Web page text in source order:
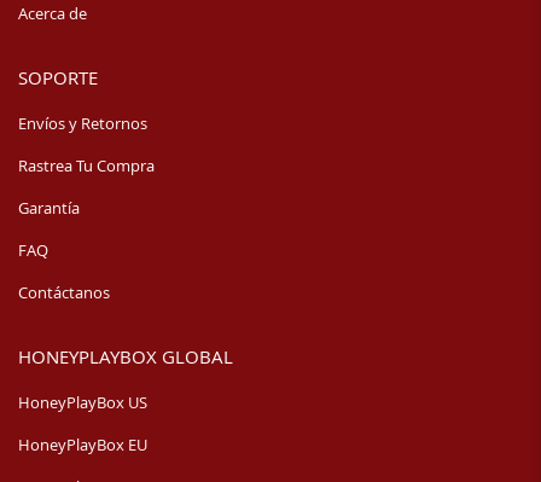
Acerca de
SOPORTE
Envíos y Retornos
Rastrea Tu Compra
Garantía
FAQ
Contáctanos
HONEYPLAYBOX GLOBAL
HoneyPlayBox US
HoneyPlayBox EU